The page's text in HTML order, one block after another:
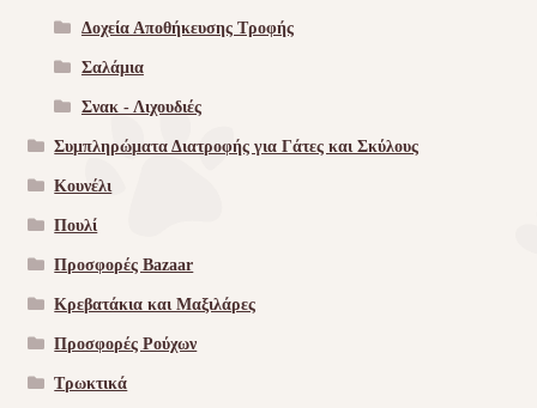
Δοχεία Αποθήκευσης Τροφής
Σαλάμια
Σνακ - Λιχουδιές
Συμπληρώματα Διατροφής για Γάτες και Σκύλους
Κουνέλι
Πουλί
Προσφορές Bazaar
Κρεβατάκια και Μαξιλάρες
Προσφορές Ρούχων
Τρωκτικά